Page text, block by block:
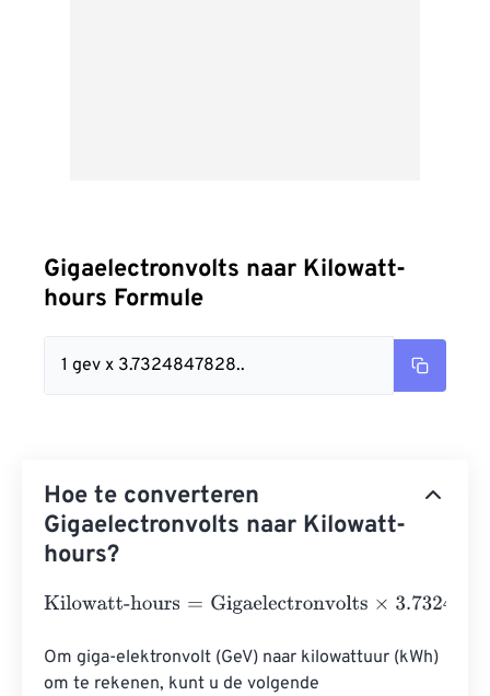
Gigaelectronvolts naar Kilowatt-
hours Formule
1 gev x 3.7324847828..
Hoe te converteren
Gigaelectronvolts naar Kilowatt-
hours?
Kilowatt-hours=Gigaelectronvolts×3.732484782852825
Om giga-elektronvolt (GeV) naar kilowattuur (kWh)
om te rekenen, kunt u de volgende